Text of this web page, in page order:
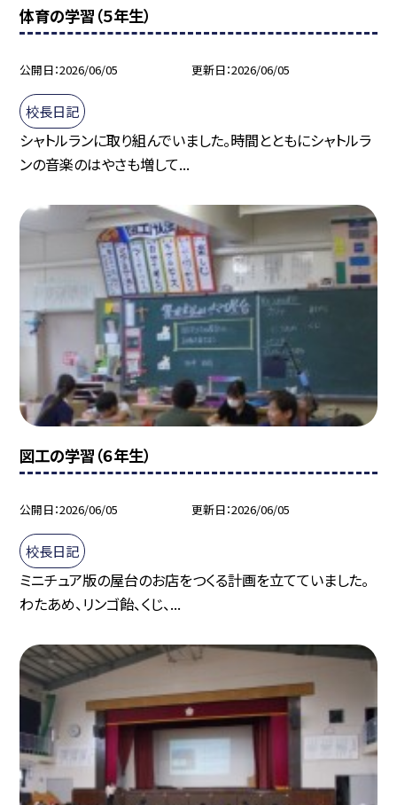
体育の学習（５年生）
公開日 2026/06/05 更新日 2026/06/05
校長日記
シャトルランに取り組んでいました。時間とともにシャトルラ
ンの音楽のはやさも増して...
図工の学習（６年生）
公開日 2026/06/05 更新日 2026/06/05
校長日記
ミニチュア版の屋台のお店をつくる計画を立てていました。
わたあめ、リンゴ飴、くじ、...